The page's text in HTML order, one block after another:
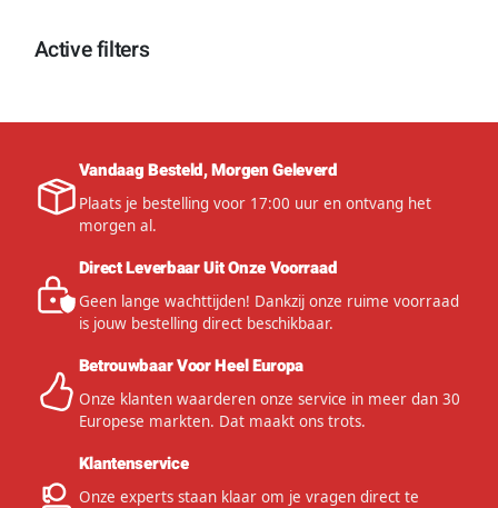
Active filters
Vandaag Besteld, Morgen Geleverd
Plaats je bestelling voor 17:00 uur en ontvang het
morgen al.
Direct Leverbaar Uit Onze Voorraad
Geen lange wachttijden! Dankzij onze ruime voorraad
is jouw bestelling direct beschikbaar.
Betrouwbaar Voor Heel Europa
Onze klanten waarderen onze service in meer dan 30
Europese markten. Dat maakt ons trots.
Klantenservice
Onze experts staan klaar om je vragen direct te